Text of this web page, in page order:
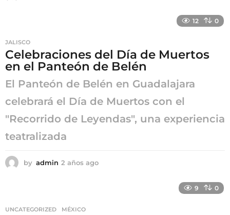
g
o
12 0
JALISCO
Celebraciones del Día de Muertos
en el Panteón de Belén
El Panteón de Belén en Guadalajara
celebrará el Día de Muertos con el
"Recorrido de Leyendas", una experiencia
teatralizada
by admin 2 años ago
9 0
UNCATEGORIZED ,MÉXICO